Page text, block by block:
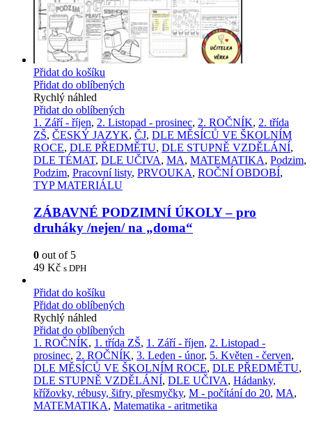
Přidat do košíku
Přidat do oblíbených
Rychlý náhled
Přidat do oblíbených
1. Září - říjen, 2. Listopad - prosinec, 2. ROČNÍK, 2. třída
ZŠ, ČESKÝ JAZYK, ČJ, DLE MĚSÍCŮ VE ŠKOLNÍM
ROCE, DLE PŘEDMĚTU, DLE STUPNĚ VZDĚLÁNÍ,
DLE TÉMAT, DLE UČIVA, MA, MATEMATIKA, Podzim,
Podzim, Pracovní listy, PRVOUKA, ROČNÍ OBDOBÍ,
TYP MATERIÁLU
ZÁBAVNÉ PODZIMNÍ ÚKOLY – pro
druháky /nejen/ na „doma“
0 out of 5
49 Kč s DPH
Přidat do košíku
Přidat do oblíbených
Rychlý náhled
Přidat do oblíbených
1. ROČNÍK, 1. třída ZŠ, 1. Září - říjen, 2. Listopad -
prosinec, 2. ROČNÍK, 3. Leden - únor, 5. Květen - červen,
DLE MĚSÍCŮ VE ŠKOLNÍM ROCE, DLE PŘEDMĚTU,
DLE STUPNĚ VZDĚLÁNÍ, DLE UČIVA, Hádanky,
křížovky, rébusy, šifry, přesmyčky, M - počítání do 20, MA,
MATEMATIKA, Matematika - aritmetika